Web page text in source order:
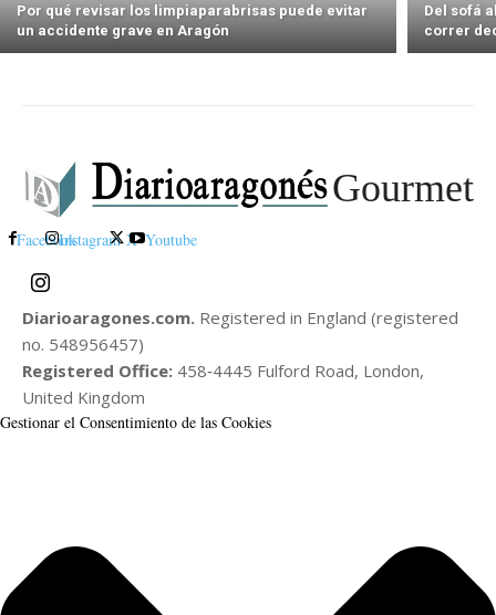
Por qué revisar los limpiaparabrisas puede evitar
un accidente grave en Aragón
Del sofá
correr
Gourmet
FacebookInstagram X Youtube
Diarioaragones.com. Registered in England (registered
no. 548956457)
Registered Office: 458‑4445 Fulford Road, London,
United Kingdom
Gestionar el Consentimiento de las Cookies